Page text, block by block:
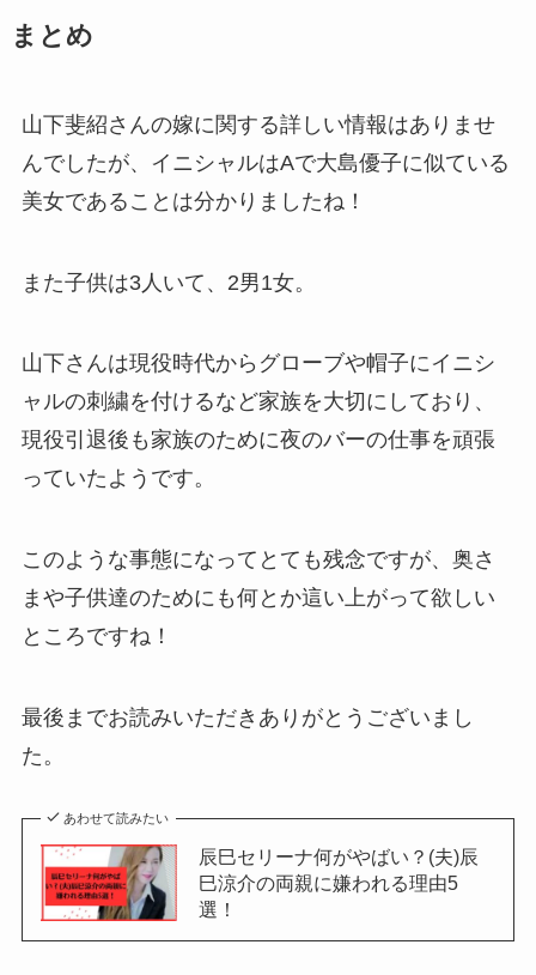
まとめ
山下斐紹さんの嫁に関する詳しい情報はありませ
んでしたが、イニシャルはAで大島優子に似ている
美女であることは分かりましたね！
また子供は3人いて、2男1女。
山下さんは現役時代からグローブや帽子にイニシ
ャルの刺繍を付けるなど家族を大切にしており、
現役引退後も家族のために夜のバーの仕事を頑張
っていたようです。
このような事態になってとても残念ですが、奥さ
まや子供達のためにも何とか這い上がって欲しい
ところですね！
最後までお読みいただきありがとうございまし
た。
あわせて読みたい
辰巳セリーナ何がやばい？(夫)辰
巳涼介の両親に嫌われる理由5
選！